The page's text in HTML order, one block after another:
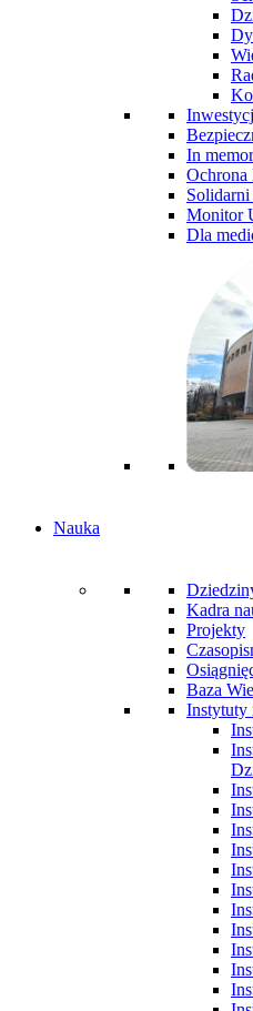
In
Ochrona
Monitor
Dla
Nauka
Kadra
Projekty
Baza
Instytuty